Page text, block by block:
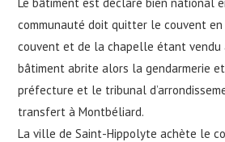
communauté doit quitter le couvent en
couvent et de la chapelle étant vendu
bâtiment abrite alors la gendarmerie
préfecture et le tribunal
transfert à Montbéliard.
La ville de Saint-Hippolyte achète le